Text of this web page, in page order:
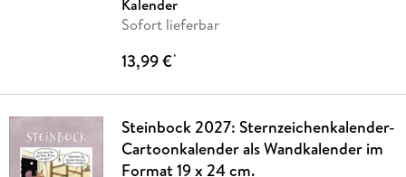
Kalender
Sofort lieferbar
13,99 €*
Steinbock 2027: Sternzeichenkalender-
Cartoonkalender als Wandkalender im
Format 19 x 24 cm.